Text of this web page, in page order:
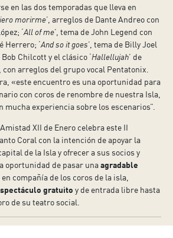
en las dos temporadas que lleva en
morirme’, arreglos de Dante Andreo con
‘All of me’, tema de John Legend con
Herrero; ‘And so it goes’, tema de Billy Joel
Chilcott y el clásico ‘Hallellujah’ de
con arreglos del grupo vocal Pentatonix.
«este encuentro es una oportunidad para
con coros de renombre de nuestra Isla,
mucha experiencia sobre los escenarios”.
XII de Enero celebra este II
Coral con la intención de apoyar la
de la Isla y ofrecer a sus socios y
oportunidad de pasar unaagradable
en compañía de los coros de la isla,
gratuito y de entrada libre hasta
de su teatro social.